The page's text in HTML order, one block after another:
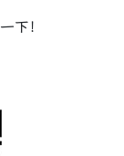
下！